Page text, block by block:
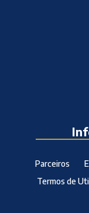
Parceiros
Termos de